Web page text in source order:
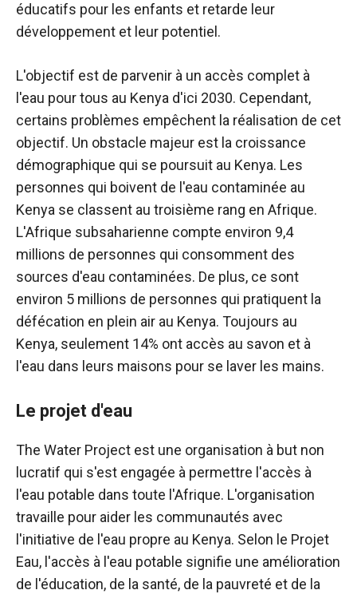
éducatifs pour les enfants et retarde leur
développement et leur potentiel.
L'objectif est de parvenir à un accès complet à
l'eau pour tous au Kenya d'ici 2030. Cependant,
certains problèmes empêchent la réalisation de cet
objectif. Un obstacle majeur est la croissance
démographique qui se poursuit au Kenya. Les
personnes qui boivent de l'eau contaminée au
Kenya se classent au troisième rang en Afrique.
L'Afrique subsaharienne compte environ 9,4
millions de personnes qui consomment des
sources d'eau contaminées. De plus, ce sont
environ 5 millions de personnes qui pratiquent la
défécation en plein air au Kenya. Toujours au
Kenya, seulement 14% ont accès au savon et à
l'eau dans leurs maisons pour se laver les mains.
Le projet d'eau
The Water Project est une organisation à but non
lucratif qui s'est engagée à permettre l'accès à
l'eau potable dans toute l'Afrique. L'organisation
travaille pour aider les communautés avec
l'initiative de l'eau propre au Kenya. Selon le Projet
Eau, l'accès à l'eau potable signifie une amélioration
de l'éducation, de la santé, de la pauvreté et de la